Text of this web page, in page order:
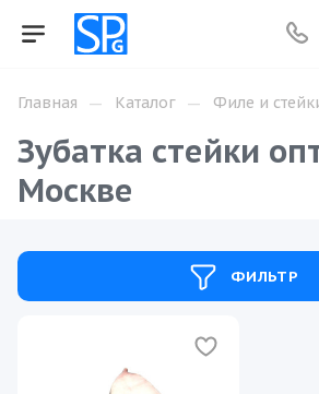
Главная — Каталог — Филе и
Зубатка стейки
Москве
ФИЛЬТР